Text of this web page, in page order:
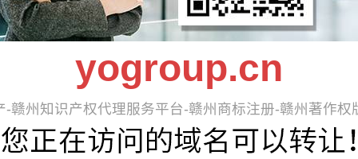
yogroup.cn
-赣州知识产权代理服务平台-赣州商标注册-赣州著作权